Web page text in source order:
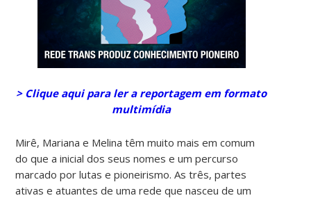
> Clique aqui para ler a reportagem em formato
multimídia
Mirê, Mariana e Melina têm muito mais em comum
do que a inicial dos seus nomes e um percurso
marcado por lutas e pioneirismo. As três, partes
ativas e atuantes de uma rede que nasceu de um